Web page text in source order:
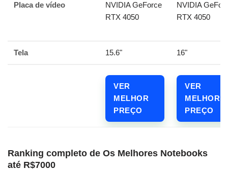
Placa de vídeo
NVIDIA GeForce
RTX 4050
NVIDIA
RTX 4050
Tela 15.6" 16"
VER
MELHOR
PREÇO
VER
MELHOR
PREÇO
Ranking completo de Os Melhores Notebooks
até R$7000